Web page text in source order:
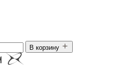
В корзину